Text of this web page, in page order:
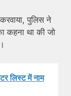
पुलिस ने
कहना था की जो
लिस्ट में नाम